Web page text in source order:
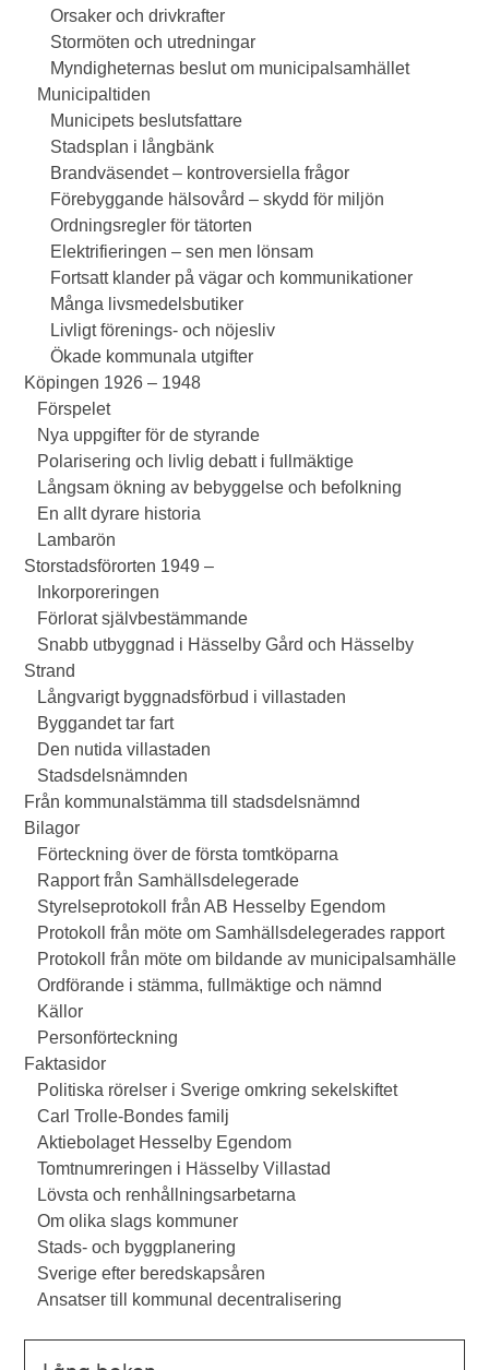
Orsaker och drivkrafter
Stormöten och utredningar
Myndigheternas beslut om municipalsamhället
Municipaltiden
Municipets beslutsfattare
Stadsplan i långbänk
Brandväsendet – kontroversiella frågor
Förebyggande hälsovård – skydd för miljön
Ordningsregler för tätorten
Elektrifieringen – sen men lönsam
Fortsatt klander på vägar och kommunikationer
Många livsmedelsbutiker
Livligt förenings- och nöjesliv
Ökade kommunala utgifter
Köpingen 1926 – 1948
Förspelet
Nya uppgifter för de styrande
Polarisering och livlig debatt i fullmäktige
Långsam ökning av bebyggelse och befolkning
En allt dyrare historia
Lambarön
Storstadsförorten 1949 –
Inkorporeringen
Förlorat självbestämmande
Snabb utbyggnad i Hässelby Gård och Hässelby
Strand
Långvarigt byggnadsförbud i villastaden
Byggandet tar fart
Den nutida villastaden
Stadsdelsnämnden
Från kommunalstämma till stadsdelsnämnd
Bilagor
Förteckning över de första tomtköparna
Rapport från Samhällsdelegerade
Styrelseprotokoll från AB Hesselby Egendom
Protokoll från möte om Samhällsdelegerades rapport
Protokoll från möte om bildande av municipalsamhälle
Ordförande i stämma, fullmäktige och nämnd
Källor
Personförteckning
Faktasidor
Politiska rörelser i Sverige omkring sekelskiftet
Carl Trolle-Bondes familj
Aktiebolaget Hesselby Egendom
Tomtnumreringen i Hässelby Villastad
Lövsta och renhållningsarbetarna
Om olika slags kommuner
Stads- och byggplanering
Sverige efter beredskapsåren
Ansatser till kommunal decentralisering